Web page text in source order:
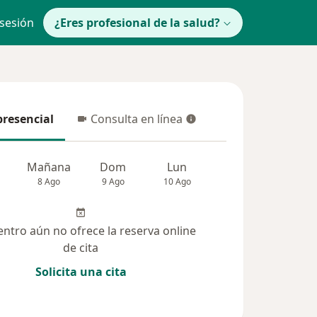
¿Eres profesional de la salud?
Consulta en línea
Consulta en línea
Mañana
8 Ago
Dom
9 Ago
Lun
10 Ago
aún no ofrece la reserva online
de cita
Solicita una cita